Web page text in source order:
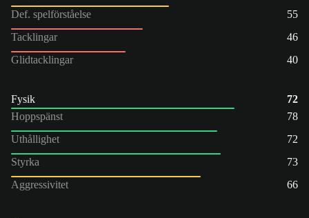
Def. spelförståelse
55
Tacklingar
46
Glidtacklingar
40
Fysik
72
Hoppspänst
78
Uthållighet
72
Styrka
73
Aggressivitet
66